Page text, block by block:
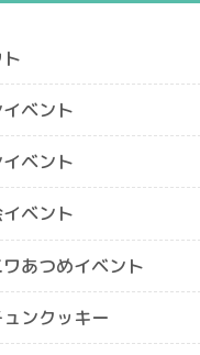
ベント
ベント
ベント
あつめイベント
ンクッキー